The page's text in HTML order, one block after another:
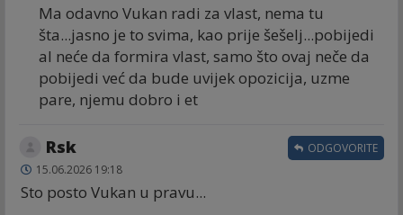
Ma odavno Vukan radi za vlast, nema tu
šta...jasno je to svima, kao prije šešelj...pobijedi
al neće da formira vlast, samo što ovaj neče da
pobijedi već da bude uvijek opozicija, uzme
pare, njemu dobro i et
Rsk
15.06.2026 19:18
Sto posto Vukan u pravu...
ODGOVORITE